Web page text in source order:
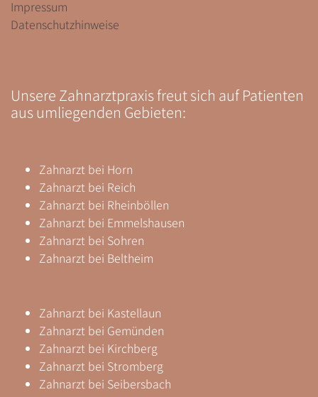
Impressum
Datenschutzhinweise
Unsere Zahnarztpraxis freut sich auf Patienten
aus umliegenden Gebieten:
Zahnarzt bei Horn
Zahnarzt bei Reich
Zahnarzt bei Rheinböllen
Zahnarzt bei Emmelshausen
Zahnarzt bei Sohren
Zahnarzt bei Beltheim
Zahnarzt bei Kastellaun
Zahnarzt bei Gemünden
Zahnarzt bei Kirchberg
Zahnarzt bei Stromberg
Zahnarzt bei Seibersbach